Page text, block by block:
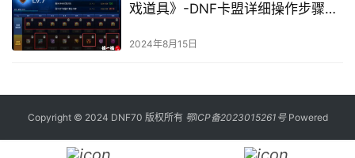
戏道具》-DNF卡盟详细操作步骤与
2024年8月15日
Copyright © 2024 DNF70 版权所有 鄂ICP备2023015261号Powered